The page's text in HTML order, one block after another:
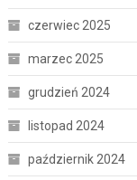
czerwiec 2025
marzec 2025
grudzień 2024
listopad 2024
październik 2024